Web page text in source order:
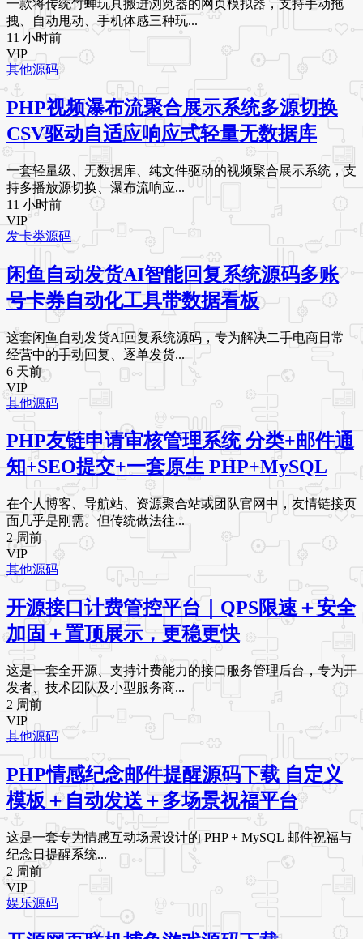
一款将传统竹蝉玩具搬进浏览器的网页模拟器，支持手动拖
拽、自动甩动、手机体感三种玩...
11 小时前
VIP
其他源码
PHP视频瀑布流聚合展示系统多源切换
CSV驱动自适应响应式轻量无数据库
一套轻量级、无数据库、纯文件驱动的视频聚合展示系统，支
持多播放源切换、瀑布流响应...
11 小时前
VIP
发卡类源码
闲鱼自动发货AI智能回复系统源码多账
号卡券自动化工具带数据看板
这套闲鱼自动发货AI回复系统源码，专为解决二手电商日常
经营中的手动回复、逐单发货...
6 天前
VIP
其他源码
PHP友链申请审核管理系统 分类+邮件通
知+SEO提交+一套原生 PHP+MySQL
在个人博客、导航站、资源聚合站或团队官网中，友情链接页
面几乎是刚需。但传统做法往...
2 周前
VIP
其他源码
开源接口计费管控平台｜QPS限速＋安全
加固＋置顶展示，更稳更快
这是一套全开源、支持计费能力的接口服务管理后台，专为开
发者、技术团队及小型服务商...
2 周前
VIP
其他源码
PHP情感纪念邮件提醒源码下载 自定义
模板＋自动发送＋多场景祝福平台
这是一套专为情感互动场景设计的 PHP + MySQL 邮件祝福与
纪念日提醒系统...
2 周前
VIP
娱乐源码